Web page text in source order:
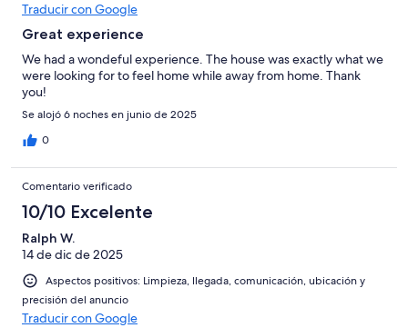
Traducir con Google
Great experience
We had a wondeful experience. The house was exactly what we
were looking for to feel home while away from home. Thank
you!
Se alojó 6 noches en junio de 2025
0
Comentario verificado
10/10 Excelente
Ralph W.
14 de dic de 2025
Aspectos positivos: Limpieza, llegada, comunicación, ubicación y
precisión del anuncio
Traducir con Google